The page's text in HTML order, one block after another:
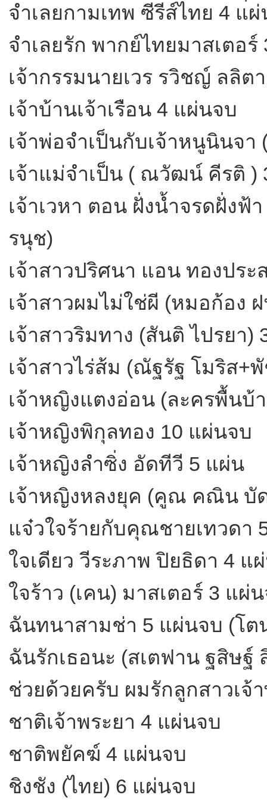
จำเลยกามเทพ ซีรีส์ไทย 4 แ่
จำเลยรัก พากย์ไทยมาสเตอ
เจ้ากรรมนายเวร รวิชญ์ ลลิต
เจ้าบ้านเจ้าเรือน 4 แผ่นจบ
เจ้าพ่อจำเป็นกับเจ้าหนูนินจา
เจ้าแม่จำเป็น ( ณวัฒน์ คีรติ )
เจ้าเวหา ตอน ฝั่งน้ำจรดฝั่ง
รนุช)
เจ้าสาวปริศนา แอน ทองปร
เจ้าสาวผมไม่ใช่ผี (หมอก้อง
เจ้าสาวริมทาง (สันติ ไปรยา
เจ้าสาวไร่ส้ม (ณัฐรัฐ โมริส+
เจ้าหญิงแตงอ่อน (ละครพื้นบ้
เจ้าหญิงพิกุลทอง 10 แผ่นจบ
เจ้าหญิงลำซิ่ง อัดทีวี 5 แผ่น
เจ้าหญิงหลงยุค (คูณ คณิน บั
แจ๋วใจร้ายกับคุณชายเทวดา
ใจเดียว วีระภาพ ปิยธิดา 4 แ
ใจร้าว (เคน) มาสเตอร์ 3 แผ่
ฉันทนาสามช่า 5 แผ่นจบ (โ
ฉันรักเธอนะ (สเตฟาน ฐสิษ
ช่วยด้วยครับ ผมรักลูกสาวเจ้
ชาติเจ้าพระยา 4 แผ่นจบ
ชาติพยัคฆ์ 4 แผ่นจบ
ชิงชัง (ไทย) 6 แผ่นจบ